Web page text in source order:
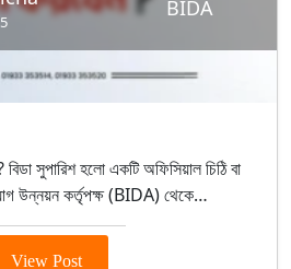
BIDA
সুপারিশ হলো একটি অফিসিয়াল চিঠি বা
উন্নয়ন কর্তৃপক্ষ (BIDA) থেকে…
View Post